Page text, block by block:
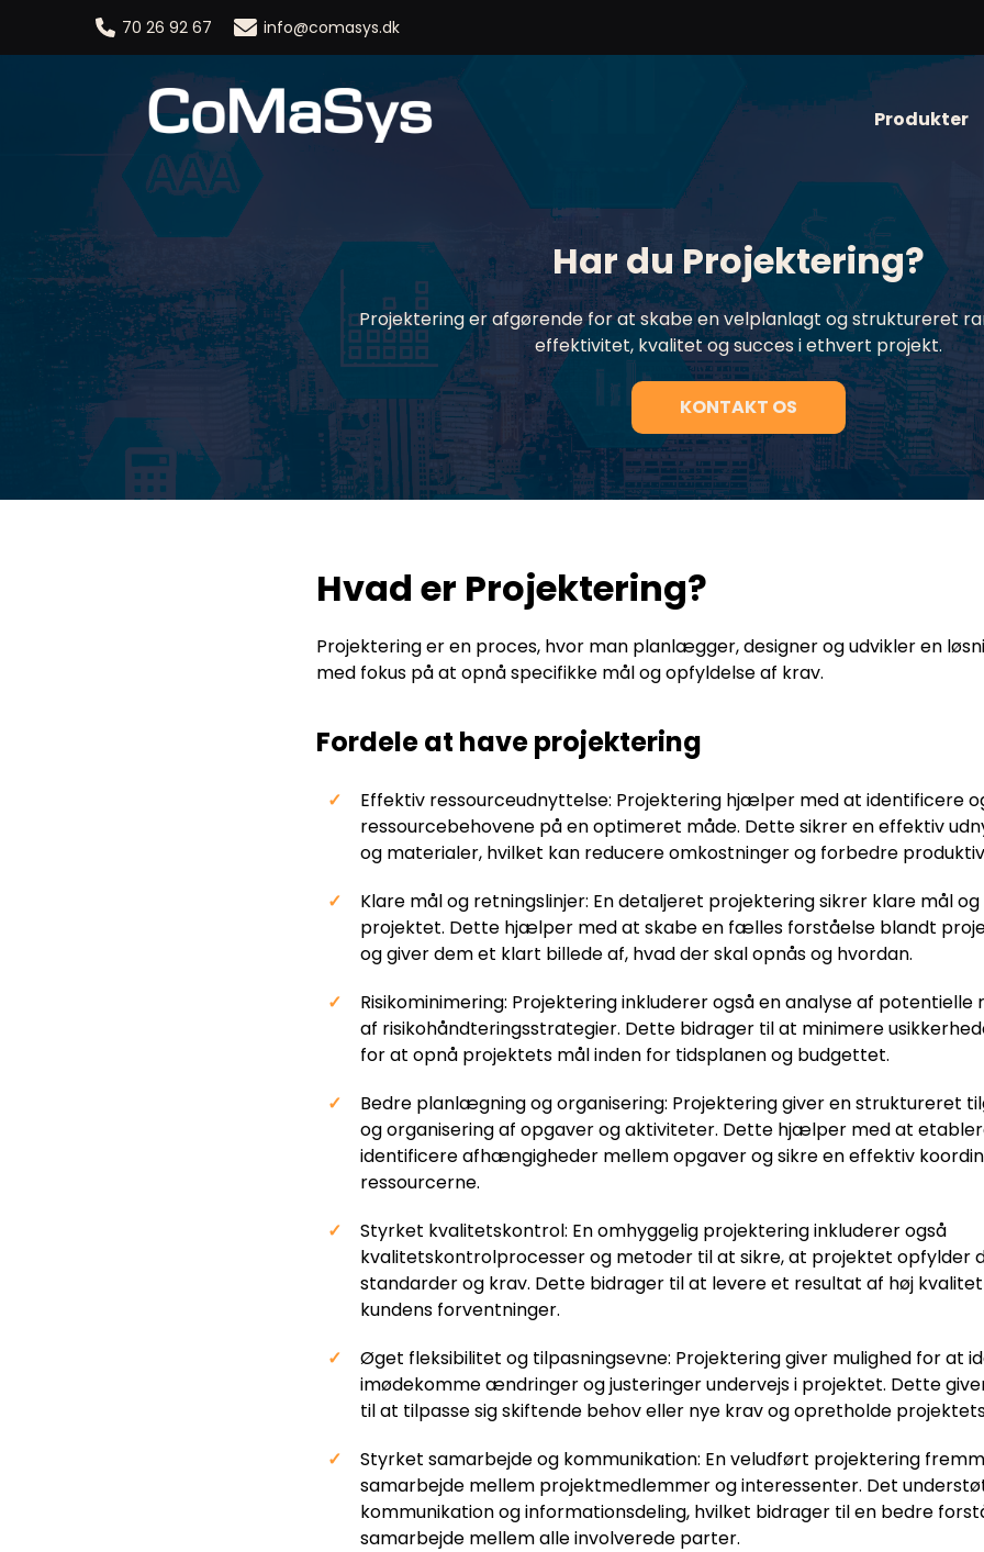
70 26 92 67 info@comasys.dk
Produkter
Har du Projektering?
Projektering er afgørende for at skabe en velplanlagt og struktureret
effektivitet, kvalitet og succes i ethvert projekt.
KONTAKT OS
Hvad er Projektering?
Projektering er en proces, hvor man planlægger, designer og udvikler en
med fokus på at opnå specifikke mål og opfyldelse af krav.
Fordele at have projektering
Effektiv ressourceudnyttelse: Projektering hjælper med at identificere
ressourcebehovene på en optimeret måde. Dette sikrer en effektiv
og materialer, hvilket kan reducere omkostninger og forbedre
Klare mål og retningslinjer: En detaljeret projektering sikrer klare mål
projektet. Dette hjælper med at skabe en fælles forståelse blandt
og giver dem et klart billede af, hvad der skal opnås og hvordan.
Risikominimering: Projektering inkluderer også en analyse af potentielle
af risikohåndteringsstrategier. Dette bidrager til at minimere
for at opnå projektets mål inden for tidsplanen og budgettet.
Bedre planlægning og organisering: Projektering giver en struktureret
og organisering af opgaver og aktiviteter. Dette hjælper med at
identificere afhængigheder mellem opgaver og sikre en effektiv
ressourcerne.
Styrket kvalitetskontrol: En omhyggelig projektering inkluderer også
kvalitetskontrolprocesser og metoder til at sikre, at projektet opfylder
standarder og krav. Dette bidrager til at levere et resultat af høj
kundens forventninger.
Øget fleksibilitet og tilpasningsevne: Projektering giver mulighed for at
imødekomme ændringer og justeringer undervejs i projektet. Dette
til at tilpasse sig skiftende behov eller nye krav og opretholde
Styrket samarbejde og kommunikation: En veludført projektering
samarbejde mellem projektmedlemmer og interessenter. Det
kommunikation og informationsdeling, hvilket bidrager til en bedre
samarbejde mellem alle involverede parter.